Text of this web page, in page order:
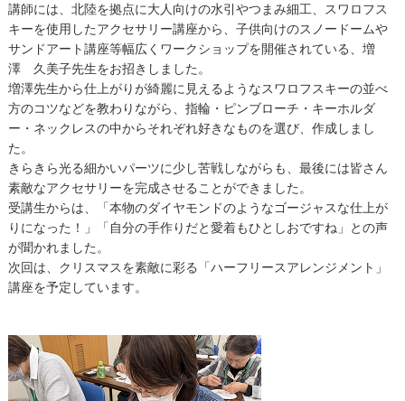
講師には、北陸を拠点に大人向けの水引やつまみ細工、スワロフス
キーを使用したアクセサリー講座から、子供向けのスノードームや
サンドアート講座等幅広くワークショップを開催されている、増
澤 久美子先生をお招きしました。
増澤先生から仕上がりが綺麗に見えるようなスワロフスキーの並べ
方のコツなどを教わりながら、指輪・ピンブローチ・キーホルダ
ー・ネックレスの中からそれぞれ好きなものを選び、作成しまし
た。
きらきら光る細かいパーツに少し苦戦しながらも、最後には皆さん
素敵なアクセサリーを完成させることができました。
受講生からは、「本物のダイヤモンドのようなゴージャスな仕上が
りになった！」「自分の手作りだと愛着もひとしおですね」との声
が聞かれました。
次回は、クリスマスを素敵に彩る「ハーフリースアレンジメント」
講座を予定しています。